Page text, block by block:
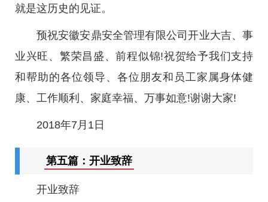
就是这历史的见证。
预祝安徽安鼎安全管理有限公司开业大吉、事
业兴旺、繁荣昌盛、前程似锦!祝贺给予我们支持
和帮助的各位领导、各位朋友和员工家属身体健
康、工作顺利、家庭幸福、万事如意!谢谢大家!
2018年7月1日
第五篇：开业致辞
开业致辞